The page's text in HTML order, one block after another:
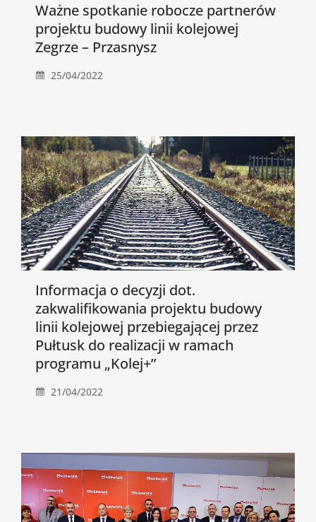
Ważne spotkanie robocze partnerów
projektu budowy linii kolejowej
Zegrze – Przasnysz
25/04/2022
Informacja o decyzji dot.
zakwalifikowania projektu budowy
linii kolejowej przebiegającej przez
Pułtusk do realizacji w ramach
programu „Kolej+”
21/04/2022